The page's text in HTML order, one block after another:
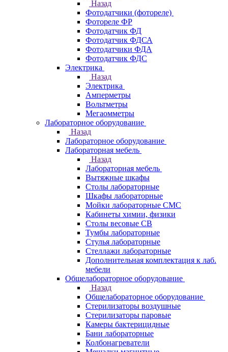
Назад
Фотодатчики (фотореле)
Фотореле ФР
Фотодатчик ФД
Фотодатчик ФДСА
Фотодатчики ФДА
Фотодатчик ФДС
Электрика
Назад
Электрика
Амперметры
Вольтметры
Мегаомметры
Лабораторное оборудование
Назад
Лабораторное оборудование
Лабораторная мебель
Назад
Лабораторная мебель
Вытяжные шкафы
Столы лабораторные
Шкафы лабораторные
Мойки лабораторные СМС
Кабинеты химии, физики
Столы весовые СВ
Тумбы лабораторные
Стулья лабораторные
Стеллажи лабораторные
Дополнительная комплектация к лаб.
мебели
Общелабораторное оборудование
Назад
Общелабораторное оборудование
Стерилизаторы воздушные
Стерилизаторы паровые
Камеры бактерицидные
Бани лабораторные
Колбонагреватели